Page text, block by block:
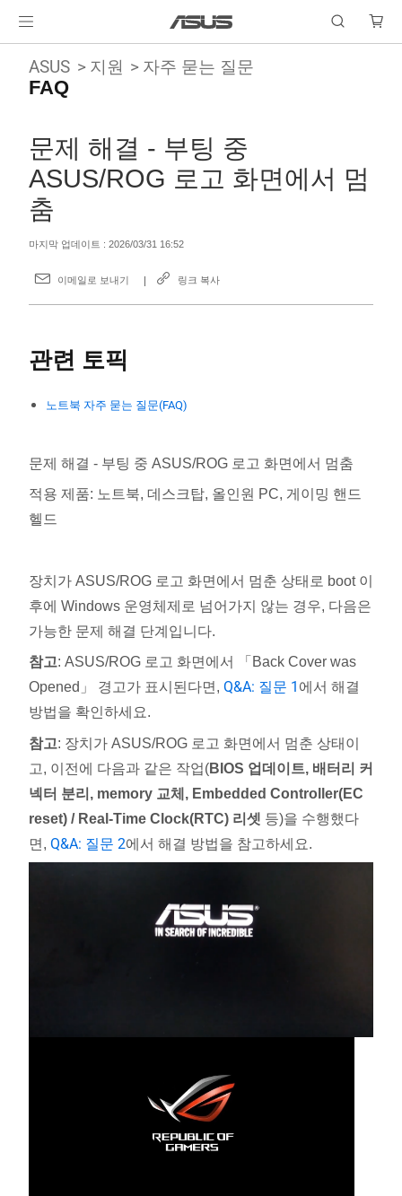
ASUS 지원 자주 묻는 질문
FAQ
문제 해결 - 부팅 중
ASUS/ROG 로고 화면에서 멈
춤
마지막 업데이트 : 2026/03/31 16:52
이메일로 보내기 링크 복사
관련 토픽
노트북 자주 묻는 질문(FAQ)
문제 해결 - 부팅 중 ASUS/ROG 로고 화면에서 멈춤
적용 제품: 노트북, 데스크탑, 올인원 PC, 게이밍 핸드
헬드
장치가 ASUS/ROG 로고 화면에서 멈춘 상태로 boot 이
후에 Windows 운영체제로 넘어가지 않는 경우, 다음은
가능한 문제 해결 단계입니다.
참고: ASUS/ROG 로고 화면에서 「Back Cover was
Opened」 경고가 표시된다면, Q&A: 질문 1 에서 해결
방법을 확인하세요.
참고: 장치가 ASUS/ROG 로고 화면에서 멈춘 상태이
고, 이전에 다음과 같은 작업(BIOS 업데이트, 배터리 커
넥터 분리, memory 교체, Embedded Controller(EC
reset) / Real-Time Clock(RTC) 리셋 등)을 수행했다
면, Q&A: 질문 2에서 해결 방법을 참고하세요.